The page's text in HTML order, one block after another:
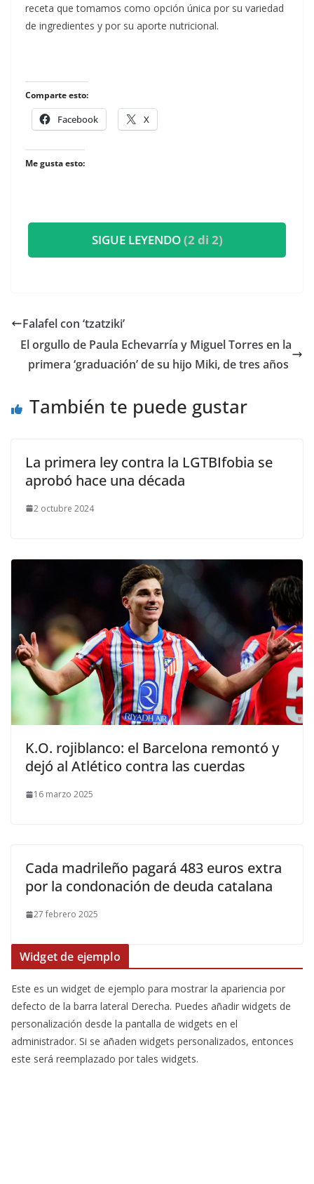
receta que tomamos como opción única por su variedad
de ingredientes y por su aporte nutricional.
Comparte esto:
Facebook X
Me gusta esto:
SIGUE LEYENDO(2 di 2)
​Falafel con ‘tzatziki’
​El orgullo de Paula Echevarría y Miguel Torres en la
primera ‘graduación’ de su hijo Miki, de tres años
También te puede gustar
La primera ley contra la LGTBIfobia se
aprobó hace una década
2 octubre 2024
K.O. rojiblanco: el Barcelona remontó y
dejó al Atlético contra las cuerdas
16 marzo 2025
Cada madrileño pagará 483 euros extra
por la condonación de deuda catalana
27 febrero 2025
Widget de ejemplo
Este es un widget de ejemplo para mostrar la apariencia por
defecto de la barra lateral Derecha. Puedes añadir widgets de
personalización desde la pantalla de widgets en el
administrador. Si se añaden widgets personalizados, entonces
este será reemplazado por tales widgets.